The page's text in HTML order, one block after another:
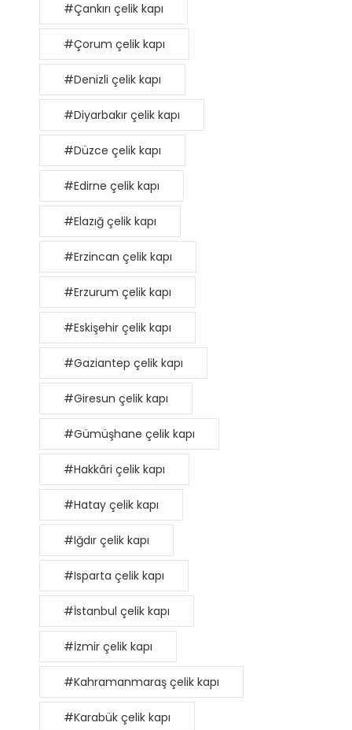
#Çankırı çelik kapı
#Çorum çelik kapı
#Denizli çelik kapı
#Diyarbakır çelik kapı
#Düzce çelik kapı
#Edirne çelik kapı
#Elazığ çelik kapı
#Erzincan çelik kapı
#Erzurum çelik kapı
#Eskişehir çelik kapı
#Gaziantep çelik kapı
#Giresun çelik kapı
#Gümüşhane çelik kapı
#Hakkâri çelik kapı
#Hatay çelik kapı
#Iğdır çelik kapı
#Isparta çelik kapı
#İstanbul çelik kapı
#İzmir çelik kapı
#Kahramanmaraş çelik kapı
#Karabük çelik kapı